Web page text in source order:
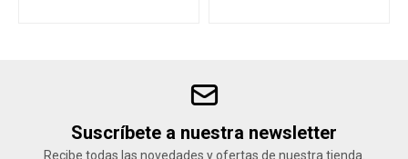
Suscríbete a nuestra newsletter
Recibe todas las novedades y ofertas de nuestra tienda.